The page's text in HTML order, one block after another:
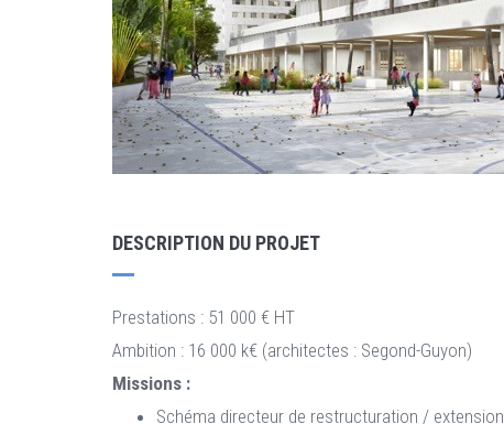
DESCRIPTION DU PROJET
Prestations : 51 000 € HT
Ambition : 16 000 k€ (architectes : Segond-Guyon)
Missions :
Schéma directeur de restructuration / extension